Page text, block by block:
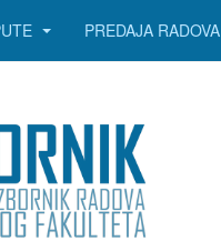
PREDAJA RADOVA